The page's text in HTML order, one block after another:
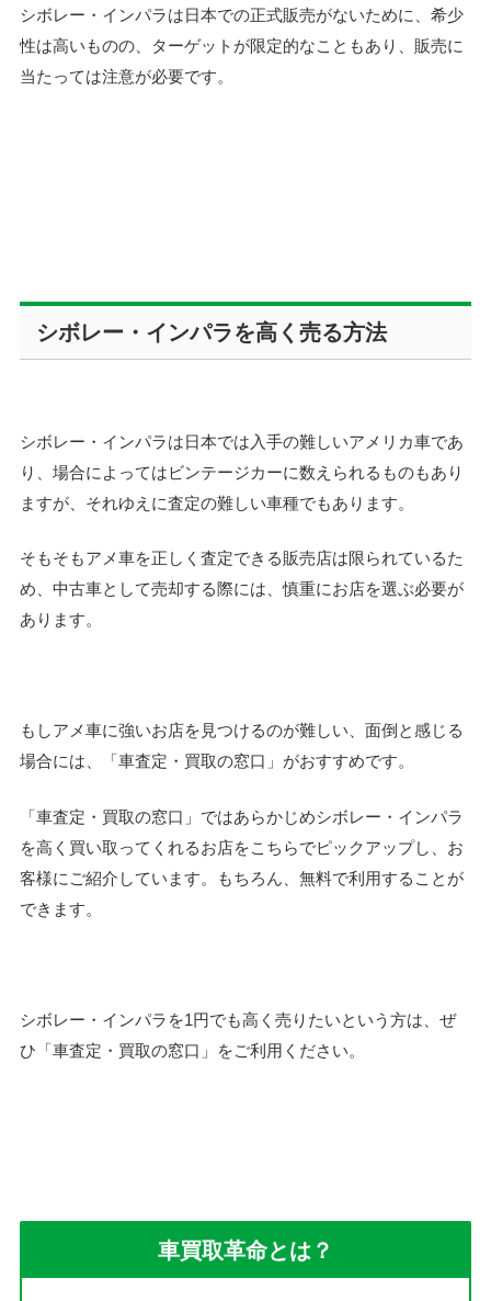
シボレー・インパラは日本での正式販売がないために、希少
性は高いものの、ターゲットが限定的なこともあり、販売に
当たっては注意が必要です。
シボレー・インパラを高く売る方法
シボレー・インパラは日本では入手の難しいアメリカ車であ
り、場合によってはビンテージカーに数えられるものもあり
ますが、それゆえに査定の難しい車種でもあります。
そもそもアメ車を正しく査定できる販売店は限られているた
め、中古車として売却する際には、慎重にお店を選ぶ必要が
あります。
もしアメ車に強いお店を見つけるのが難しい、面倒と感じる
場合には、「車査定・買取の窓口」がおすすめです。
「車査定・買取の窓口」ではあらかじめシボレー・インパラ
を高く買い取ってくれるお店をこちらでピックアップし、お
客様にご紹介しています。もちろん、無料で利用することが
できます。
シボレー・インパラを1円でも高く売りたいという方は、ぜ
ひ「車査定・買取の窓口」をご利用ください。
車買取革命とは？